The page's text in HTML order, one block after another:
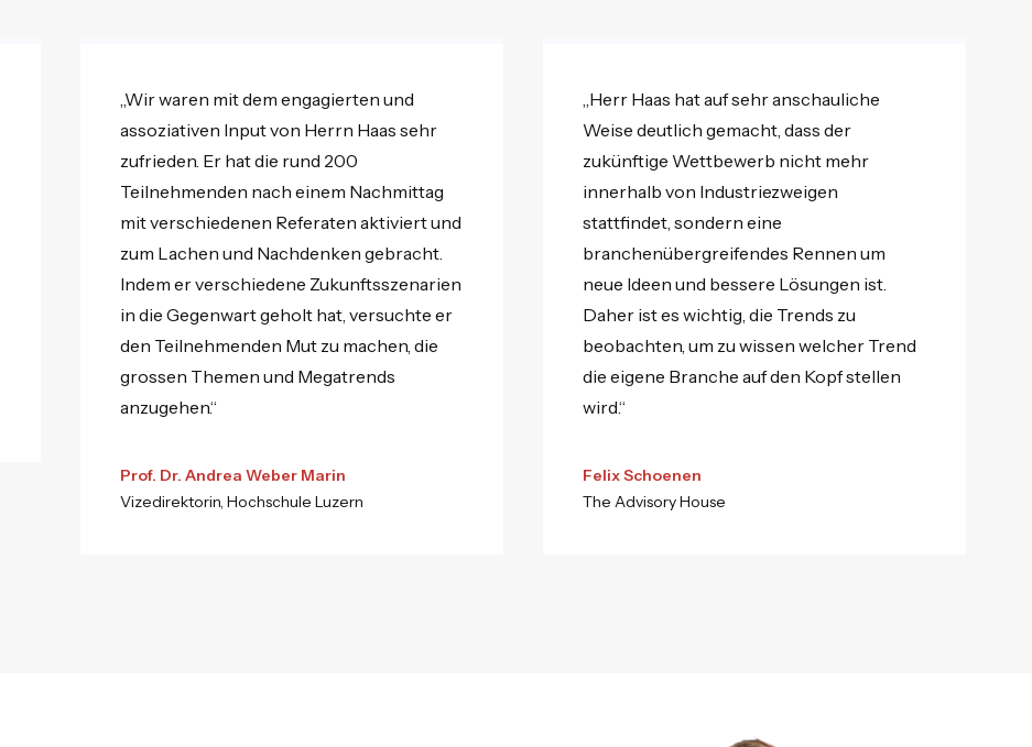
„Wir waren mit dem engagierten und
assoziativen Input von Herrn Haas sehr
zufrieden. Er hat die rund 200
Teilnehmenden nach einem Nachmittag
mit verschiedenen Referaten aktiviert und
zum Lachen und Nachdenken gebracht.
Indem er verschiedene Zukunftsszenarien
in die Gegenwart geholt hat, versuchte er
den Teilnehmenden Mut zu machen, die
grossen Themen und Megatrends
anzugehen.“
Prof. Dr. Andrea Weber Marin
Vizedirektorin, Hochschule Luzern
„Herr Haas hat auf sehr anschauliche
Weise deutlich gemacht, dass der
zukünftige Wettbewerb nicht mehr
innerhalb von Industriezweigen
stattfindet, sondern eine
branchenübergreifendes Rennen um
neue Ideen und bessere Lösungen ist.
Daher ist es wichtig, die Trends zu
beobachten, um zu wissen welcher Trend
die eigene Branche auf den Kopf stellen
wird.“
Felix Schoenen
The Advisory House